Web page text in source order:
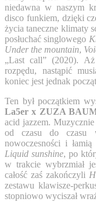
niedawna w naszym
disco funkiem, dzięki
życia taneczne klimaty
posłuchać singlowego
Under the mountain,
„Last call” (2020).
rozpędu, nastąpić
koniec jest jednak
Ten był początkiem
La5er x ZUZA
acid jazzem.
od czasu do czasu
nowoczesności i
Liquid sunshine, po
w trakcie wybrzmiał
całość zaś zakończyli
zestawu klawisze-
stopniowo wyciszał